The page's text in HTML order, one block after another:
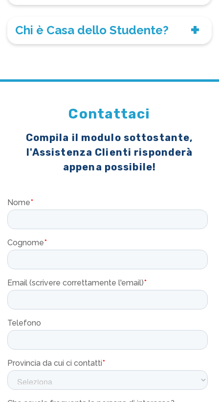
Chi è Casa dello Studente?
Contattaci
Compila il modulo sottostante,
l'Assistenza Clienti risponderà
appena possibile!